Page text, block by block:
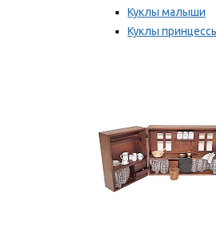
Куклы малыши
Куклы